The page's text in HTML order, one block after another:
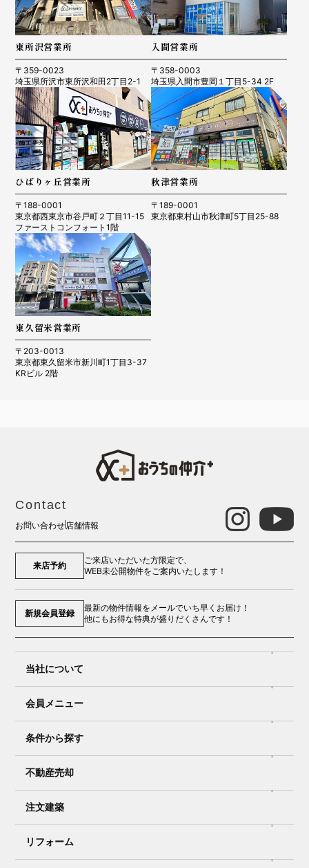
東所沢営業所
〒359-0023
埼玉県所沢市東所沢和田2丁目2-1
入間営業所
〒358-0003
埼玉県入間市豊岡１丁目5-34 2F
ひばりヶ丘営業所
〒188-0001
東京都西東京市谷戸町２丁目11-15
ファーストコンフォート1階
秋津営業所
〒189-0001
東京都東村山市秋津町5丁目25-88
東久留米営業所
〒203-0013
東京都東久留米市新川町1丁目3-37
KRビル 2階
Contact
お問い合わせ店舗情報
来店予約
ご来店いただいた方限定で、
WEB未公開物件をご案内いたします！
新規会員登録
最新の物件情報をメールでいち早くお届け！
他にもお得な特典が盛りだくさんです！
当社について
会員メニュー
条件から探す
不動産売却
注文建築
リフォーム